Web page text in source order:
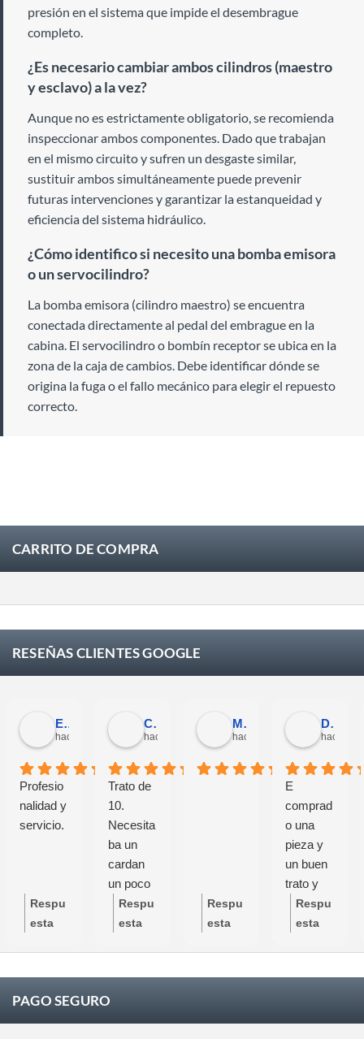
presión en el sistema que impide el desembrague
completo.
¿Es necesario cambiar ambos cilindros (maestro
y esclavo) a la vez?
Aunque no es estrictamente obligatorio, se recomienda
inspeccionar ambos componentes. Dado que trabajan
en el mismo circuito y sufren un desgaste similar,
sustituir ambos simultáneamente puede prevenir
futuras intervenciones y garantizar la estanqueidad y
eficiencia del sistema hidráulico.
¿Cómo identifico si necesito una bomba emisora
o un servocilindro?
La bomba emisora (cilindro maestro) se encuentra
conectada directamente al pedal del embrague en la
cabina. El servocilindro o bombín receptor se ubica en la
zona de la caja de cambios. Debe identificar dónde se
origina la fuga o el fallo mecánico para elegir el repuesto
correcto.
CARRITO DE COMPRA
RESEÑAS CLIENTES GOOGLE
Eloy Corchero Martinez de Guereñu
hace 1 mes
Profesio
nalidad y
servicio.
Respu
esta
tario:
Mucha
Carlos Trullás
hace 1 mes
Trato de
10.
Necesita
ba un
cardan
un poco
específic
o y se
que
todas las
Respu
esta
tario:
Manolo Fernandez Gomez
hace 1 mes
Respu
esta
tario:
David Cerrato
hace 1
E
comprad
o una
pieza y
un buen
trato y
buen
servicio
ales
Respu
esta
tario:
PAGO SEGURO